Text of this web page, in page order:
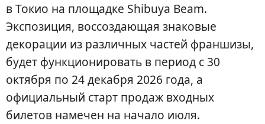
в Токио на площадке Shibuya Beam.
Экспозиция, воссоздающая знаковые
декорации из различных частей франшизы,
будет функционировать в период с 30
октября по 24 декабря 2026 года, а
официальный старт продаж входных
билетов намечен на начало июля.